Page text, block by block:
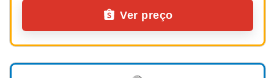
Ver preço